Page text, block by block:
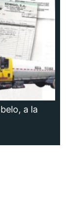
a la